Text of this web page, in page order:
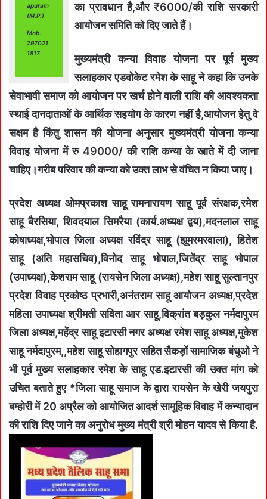
apuram
(M.P.)
Mob.
797021
1817
का प्रावधान है,और ₹6000/की राशि सरकारी
आयोजन समिति को दिए जाते हैं।
मुख्यमंत्री कन्या विवाह योजना पर पूर्व मुख्य
सलाहकार एडवोकेट रमेश के साहू ने कहा कि उनके
सेवाभावी समाज को आयोजन पर खर्च होने वाली राशि की आवश्यकता
स्थाई दानदाताओं के आर्थिक सहयोग के कारण नहीं है,आयोजन हेतु वे
सक्षम है किंतु शासन की योजना अनुसार मुख्यमंत्री योजना कन्या
विवाह योजना में रु 49000/ की राशि कन्या के खाते में दी जाना
चाहिए।गरीब परिवार की कन्या को उक्त लाभ से वंचित न किया जाए।
प्रदेश अध्यक्ष ओमप्रकाश साहू रामनारायण साहू पूर्व संरक्षक,रमेश
साहू बैरसिया, शिवदयाल सिमरैया (कार्य.अध्यक्ष द्वय),मदनलाल साहू
कोषाध्यक्ष,भोपाल जिला अध्यक्ष रविंद्र साहू (झूमरमरवाला), हितेश
साहू (अति महासचिव),विनोद साहू भोपाल,जितेंद्र साहू भोपाल
(उपाध्यक्ष),केशराम साहू (रायसेन जिला अध्यक्ष),महेश साहू सुल्तानपुर
प्रदेश विवाह प्रकोष्ठ प्रभारी,अनंतराम साहू आयोजन अध्यक्ष,प्रदेश
महिला उपाध्यक्ष श्रीमती सविता आर साहू,विक्रांत बड़कुल नर्मदापुरम
जिला अध्यक्ष,महेंद्र साहू इटारसी नगर अध्यक्ष रमेश साहू अध्यक्ष,मुकेश
साहू नर्मदापुरम,,महेश साहू सोहागपुर सहित सैकड़ों सामाजिक बंधुओ ने
भी पूर्व मुख्य सलाहकार रमेश के साहू एड.इटारसी की उक्त मांग को
उचित बताते हुए *जिला साहू समाज के द्वारा रायसेन के खेरी जयपुरा
बम्होरी में 20 अप्रैल को आयोजित आदर्श सामूहिक विवाह में कन्यादान
की राशि दिए जाने का अनुरोध मुख्य मंत्री श्री मोहन यादव से किया है.